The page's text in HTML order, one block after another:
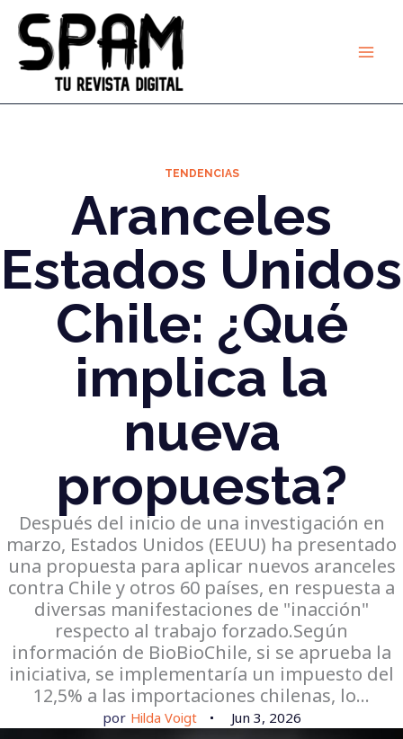
contenido
TENDENCIAS
Aranceles
Estados Unidos
Chile: ¿Qué
implica la
nueva
propuesta?
Después del inicio de una investigación en
marzo, Estados Unidos (EEUU) ha presentado
una propuesta para aplicar nuevos aranceles
contra Chile y otros 60 países, en respuesta a
diversas manifestaciones de "inacción"
respecto al trabajo forzado.Según
información de BioBioChile, si se aprueba la
iniciativa, se implementaría un impuesto del
12,5% a las importaciones chilenas, lo…
por Hilda Voigt Jun 3, 2026